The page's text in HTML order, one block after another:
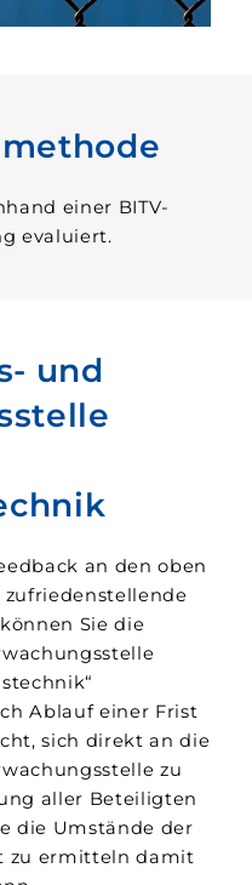
einer BITV-
evaluiert.
und
an den oben
Sie die
Ablauf einer Frist
sich direkt an die
zu
aller Beteiligten
die Umstände der
zu ermitteln damit